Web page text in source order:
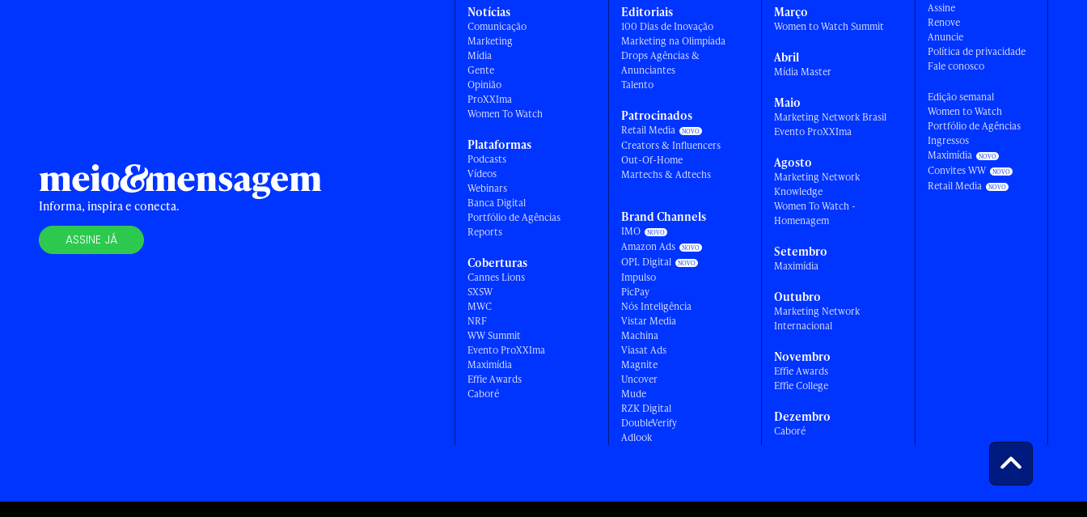
Informa, inspira e conecta.
ASSINE JÁ
Notícias
Comunicação
Marketing
Mídia
Gente
Opinião
ProXXIma
Women To Watch
Plataformas
Podcasts
Vídeos
Webinars
Banca Digital
Portfólio de Agências
Reports
Coberturas
Cannes Lions
SXSW
MWC
NRF
WW Summit
Evento ProXXIma
Maximídia
Effie Awards
Caboré
Editoriais
100 Dias de Inovação
Marketing na Olimpíada
Drops Agências &
Anunciantes
Talento
Patrocinados
Retail Media
Creators & Influencers
Out-Of-Home
Martechs & Adtechs
Brand Channels
IMO
Amazon Ads
OPL Digital
Impulso
PicPay
Nós Inteligência
Vistar Media
Machina
Viasat Ads
Magnite
Uncover
Mude
RZK Digital
DoubleVerify
Adlook
Março
Women to Watch Summit
Abril
Mídia Master
Maio
Marketing Network Brasil
Evento ProXXIma
Agosto
Marketing Network
Knowledge
Women To Watch -
Homenagem
Setembro
Maximídia
Outubro
Marketing Network
Internacional
Novembro
Effie Awards
Effie College
Dezembro
Caboré
Assine
Renove
Anuncie
Política de privacidade
Fale conosco
Edição semanal
Women to Watch
Portfólio de Agências
Ingressos
Maximídia
Convites WW
Retail Media